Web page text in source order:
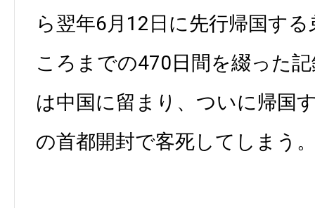
ら翌年6月12日に先行帰国す
ころまでの470日間を綴った
は中国に留まり、ついに帰国
の首都開封で客死してしまう